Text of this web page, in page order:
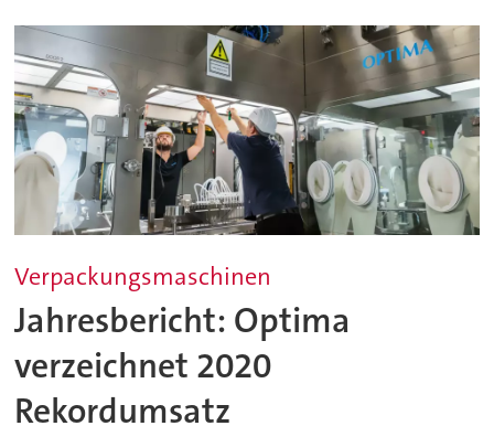
Verpackungsmaschinen
Jahresbericht: Optima
verzeichnet 2020
Rekordumsatz